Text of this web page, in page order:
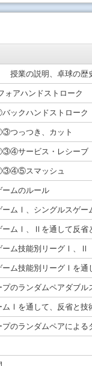
業の説明、卓球の歴
アハンドストローク
ックハンドストローク
つっつき、カット
サービス・レシーブ
スマッシュ
ームのルール
ームⅠ、シングルスゲー
ームⅠ、Ⅱを通して反省
ーム技能別リーグⅠ、Ⅱ
ーム技能別リーグⅠを通
のランダムペアダブル
ムⅠを通して、反省と技
プのランダムペアによる